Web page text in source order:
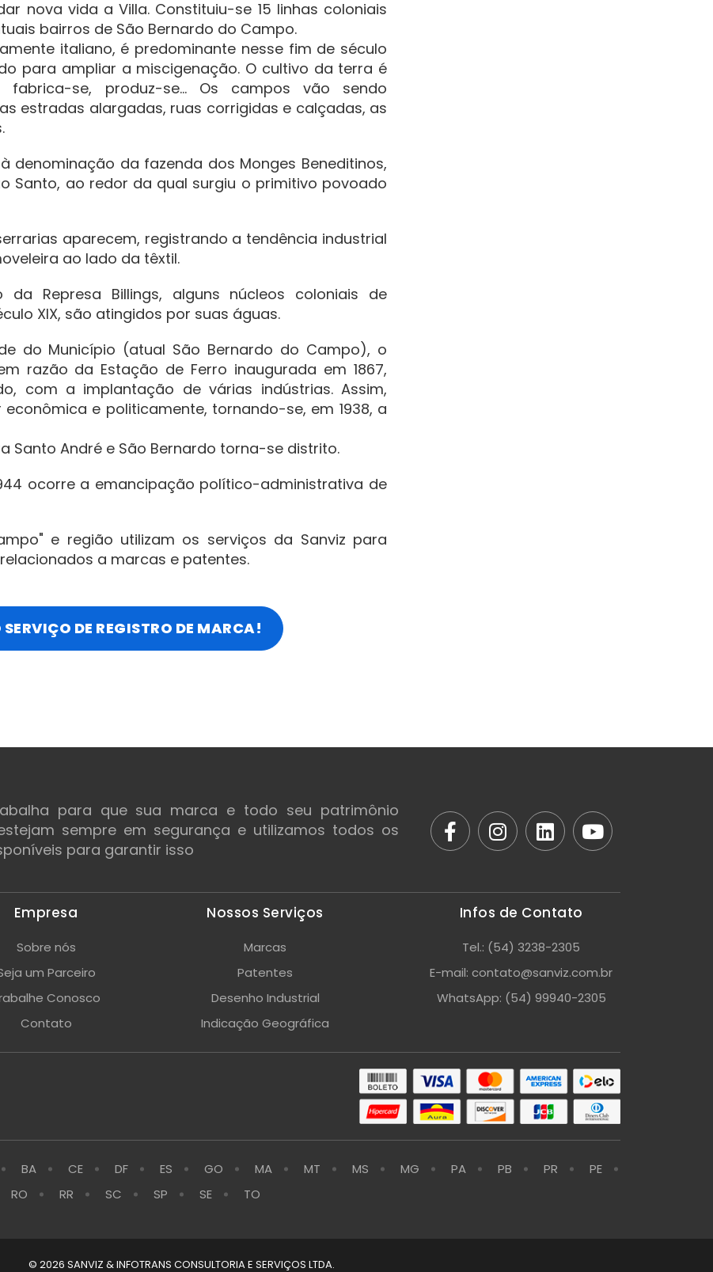
nova vida a Villa. Constituiu-se 15 linhas coloniais
bairros de São Bernardo do Campo.
italiano, é predominante nesse fim de século
para ampliar a miscigenação. O cultivo da terra é
fabrica-se, produz-se... Os campos vão sendo
estradas alargadas, ruas corrigidas e calçadas, as
denominação da fazenda dos Monges Beneditinos,
Santo, ao redor da qual surgiu o primitivo povoado
aparecem, registrando a tendência industrial
ao lado da têxtil.
Represa Billings, alguns núcleos coloniais de
XIX, são atingidos por suas águas.
do Município (atual São Bernardo do Campo), o
razão da Estação de Ferro inaugurada em 1867,
com a implantação de várias indústrias. Assim,
e politicamente, tornando-se, em 1938, a
Santo André e São Bernardo torna-se distrito.
ocorre a emancipação político-administrativa de
e região utilizam os serviços da Sanviz para
a marcas e patentes.
DE REGISTRO DE MARCA!
para que sua marca e todo seu patrimônio
sempre em segurança e utilizamos todos os
para garantir isso
Empresa
Sobre nós
um Parceiro
Conosco
Contato
Nossos Serviços
Marcas
Patentes
Desenho Industrial
Indicação Geográfica
Infos de Contato
Tel.: (54) 3238-2305
E-mail: contato@sanviz.com.br
WhatsApp: (54) 99940-2305
BA CE DF ES GO MA MT MS MG PA PB PR
PE
RO RR SC SP SE TO
© 2026 SANVIZ & INFOTRANS CONSULTORIA E SERVIÇOS LTDA.